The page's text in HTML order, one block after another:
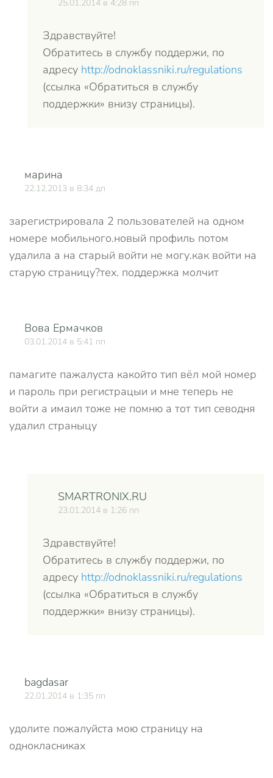
25.01.2014 в 4:28 пп
Здравствуйте!
Обратитесь в службу поддержи, по
адресу http://odnoklassniki.ru/regulations
(ссылка «Обратиться в службу
поддержки» внизу страницы).
марина
22.12.2013 в 8:34 дп
зарегистрировала 2 пользователей на одном
номере мобильного.новый профиль потом
удалила а на старый войти не могу.как войти на
старую страницу?тех. поддержка молчит
Вова Ермачков
03.01.2014 в 5:41 пп
памагите пажалуста какойто тип вёл мой номер
и пароль при регистрацыи и мне теперь не
войти а имаил тоже не помню а тот тип севодня
удалил страныцу
SMARTRONIX.RU
23.01.2014 в 1:26 пп
Здравствуйте!
Обратитесь в службу поддержи, по
адресу http://odnoklassniki.ru/regulations
(ссылка «Обратиться в службу
поддержки» внизу страницы).
bagdasar
22.01.2014 в 1:35 пп
удолите пожалуйста мою страницу на
однокласниках